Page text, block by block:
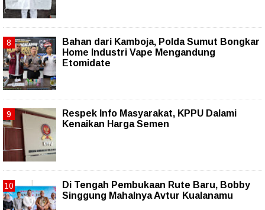
Bahan dari Kamboja, Polda Sumut Bongkar
Home Industri Vape Mengandung
Etomidate
Respek Info Masyarakat, KPPU Dalami
Kenaikan Harga Semen
Di Tengah Pembukaan Rute Baru, Bobby
Singgung Mahalnya Avtur Kualanamu